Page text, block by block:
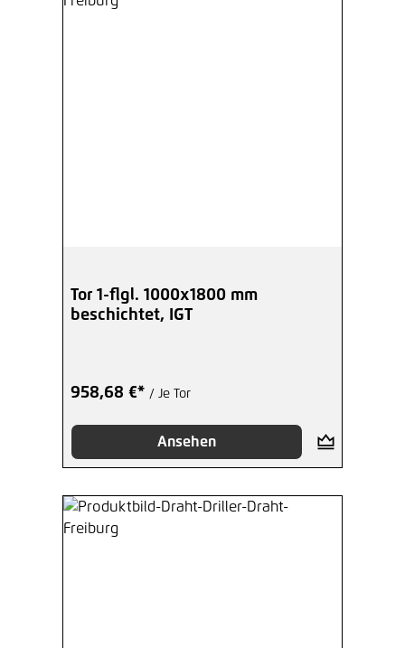
Tor 1-flgl. 1000x1800 mm
beschichtet, IGT
958,68 €* / Je Tor
Ansehen